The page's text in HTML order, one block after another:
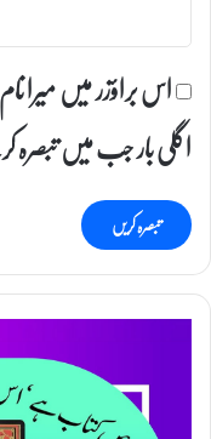
اس براؤزر میں
اگلی بار جب میں